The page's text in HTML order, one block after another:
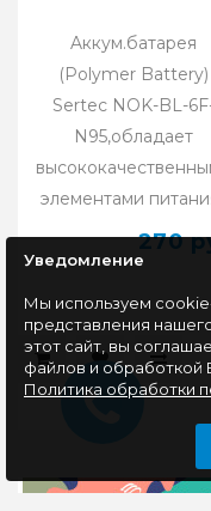
Aккум.батарея
(Polymer Battery)
Sertec NOK-BL-
N95,обладает
элементами
270
Уведомление
Мы используем
представления
этот сайт, вы
файлов и обработкой
Политика обработки